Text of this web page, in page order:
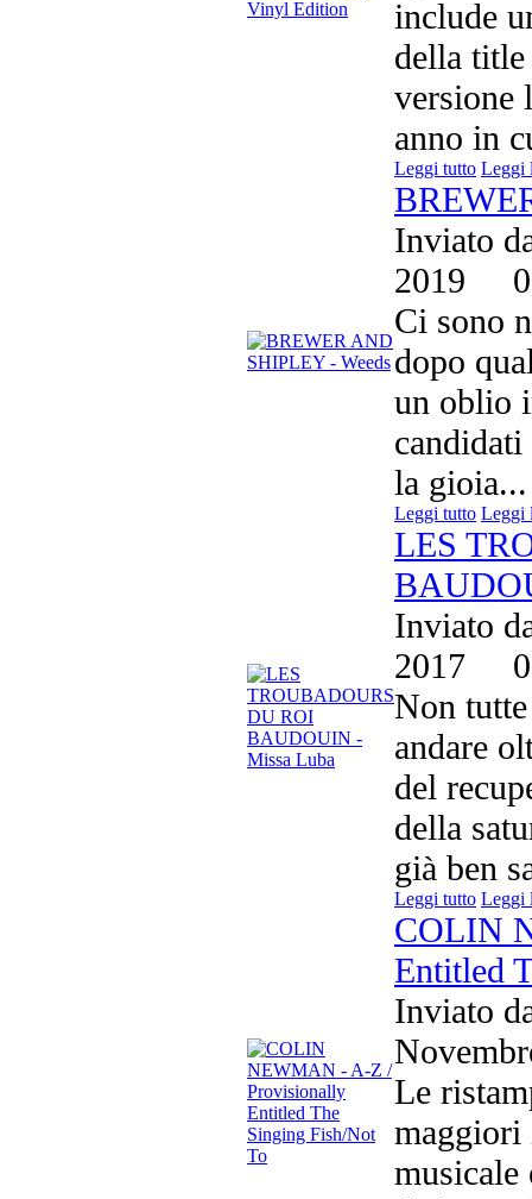
include
della
versione
anno in
Leggi tutto Leggi
Inviato
2019 0
Ci sono
dopo
un oblio
la gioia...
Leggi tutto Leggi
LES
Inviato
2017 0
Non
andare
del
della
già ben
Leggi tutto Leggi
COLIN
Entitled
Inviato
Le
musicale